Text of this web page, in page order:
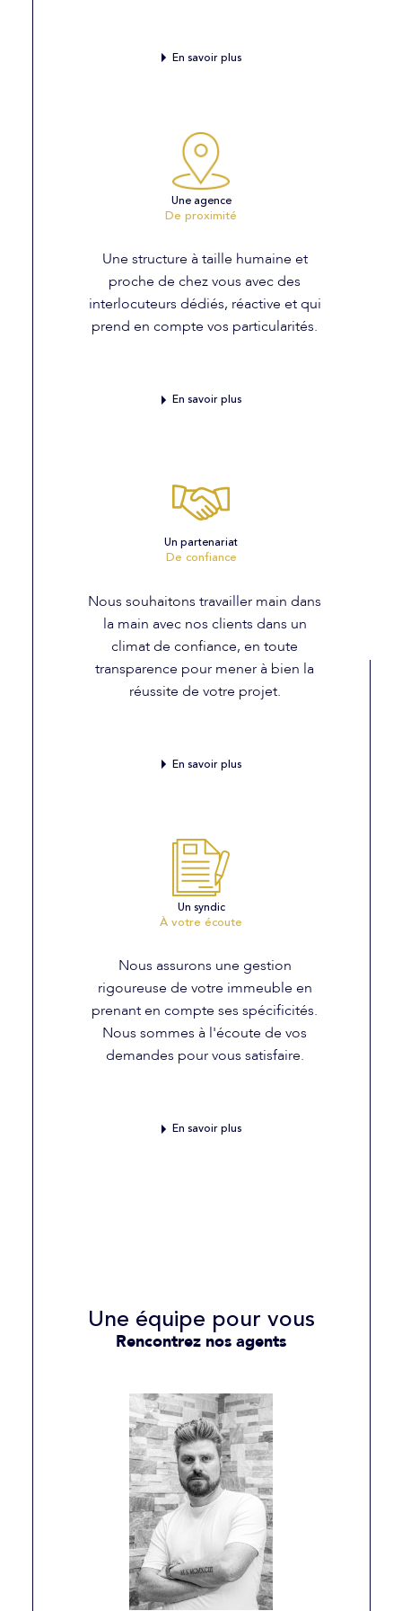
En savoir plus
Une agence
De proximité
Une structure à taille humaine et
proche de chez vous avec des
interlocuteurs dédiés, réactive et qui
prend en compte vos particularités.
En savoir plus
Un partenariat
De confiance
Nous souhaitons travailler main dans
la main avec nos clients dans un
climat de confiance, en toute
transparence pour mener à bien la
réussite de votre projet.
En savoir plus
Un syndic
À votre écoute
Nous assurons une gestion
rigoureuse de votre immeuble en
prenant en compte ses spécificités.
Nous sommes à l'écoute de vos
demandes pour vous satisfaire.
En savoir plus
Une équipe pour vous
Rencontrez nos agents